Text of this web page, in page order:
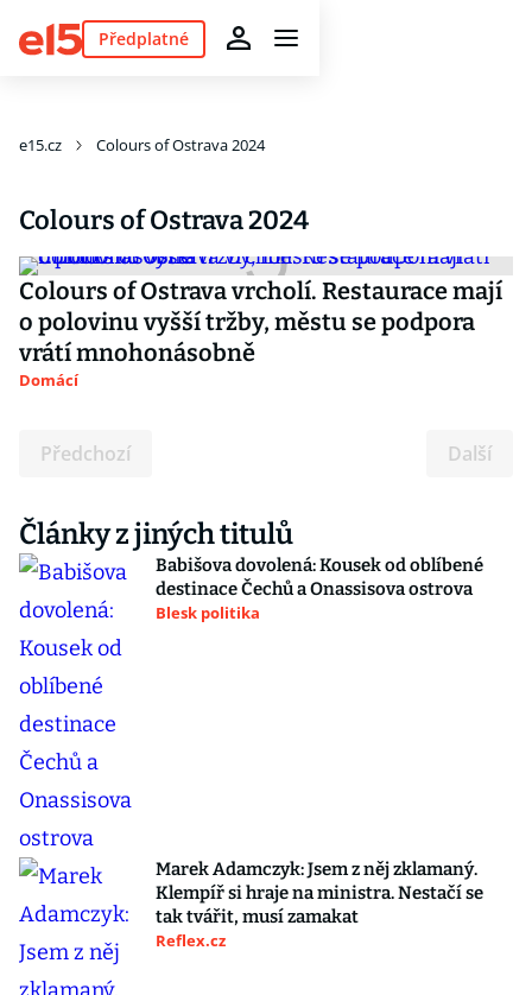
Předplatné
e15.cz Colours of Ostrava 2024
Colours of Ostrava 2024
Colours of Ostrava vrcholí. Restaurace mají
o polovinu vyšší tržby, městu se podpora
vrátí mnohonásobně
Domácí
Předchozí Další
Články z jiných titulů
Babišova dovolená: Kousek od oblíbené
destinace Čechů a Onassisova ostrova
Blesk politika
Marek Adamczyk: Jsem z něj zklamaný.
Klempíř si hraje na ministra. Nestačí se
tak tvářit, musí zamakat
Reflex.cz